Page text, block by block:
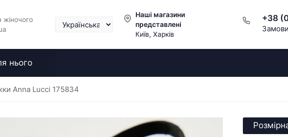
жіночого
Наші магазини
представлені
Київ, Харків
+38
нього
Anna Lucci 175834